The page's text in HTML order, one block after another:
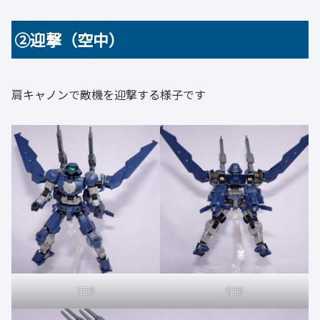
➁迎撃（空中）
肩キャノンで敵機を迎撃する様子です
正面 背面